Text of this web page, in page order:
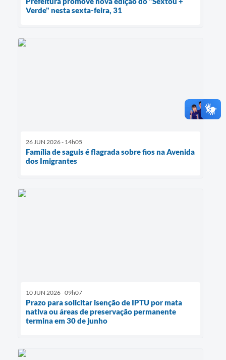
Verde" nesta sexta-feira, 31
26 JUN 2026 - 14h05
Família de saguis é flagrada sobre fios na Avenida
dos Imigrantes
10 JUN 2026 - 09h07
Prazo para solicitar isenção de IPTU por mata
nativa ou áreas de preservação permanente
termina em 30 de junho